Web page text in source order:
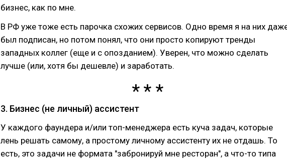
бизнес, как по мне.
В РФ уже тоже есть парочка схожих сервисов. Одно время я на них
был подписан, но потом понял, что они просто копируют тренды
западных коллег (еще и с опозданием). Уверен, что можно сделать
лучше (или, хотя бы дешевле) и заработать.
3. Бизнес (не личный) ассистент
У каждого фаундера и/или топ-менеджера есть куча задач, которые
лень решать самому, а простому личному ассистенту их не отдашь. То
есть, это задачи не формата "забронируй мне ресторан", а что-то типа